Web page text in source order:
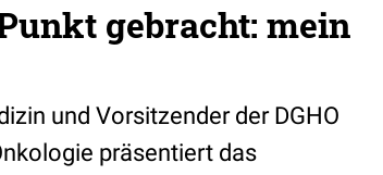
gebracht: mein
und Vorsitzender der DGHO
präsentiert das